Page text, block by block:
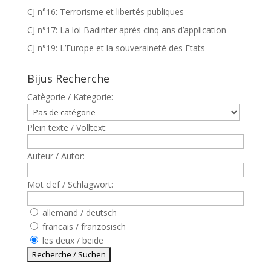
CJ n°16: Terrorisme et libertés publiques
CJ n°17: La loi Badinter après cinq ans d’application
CJ n°19: L’Europe et la souveraineté des Etats
Bijus Recherche
Catègorie / Kategorie:
Plein texte / Volltext:
Auteur / Autor:
Mot clef / Schlagwort:
allemand / deutsch
francais / französisch
les deux / beide